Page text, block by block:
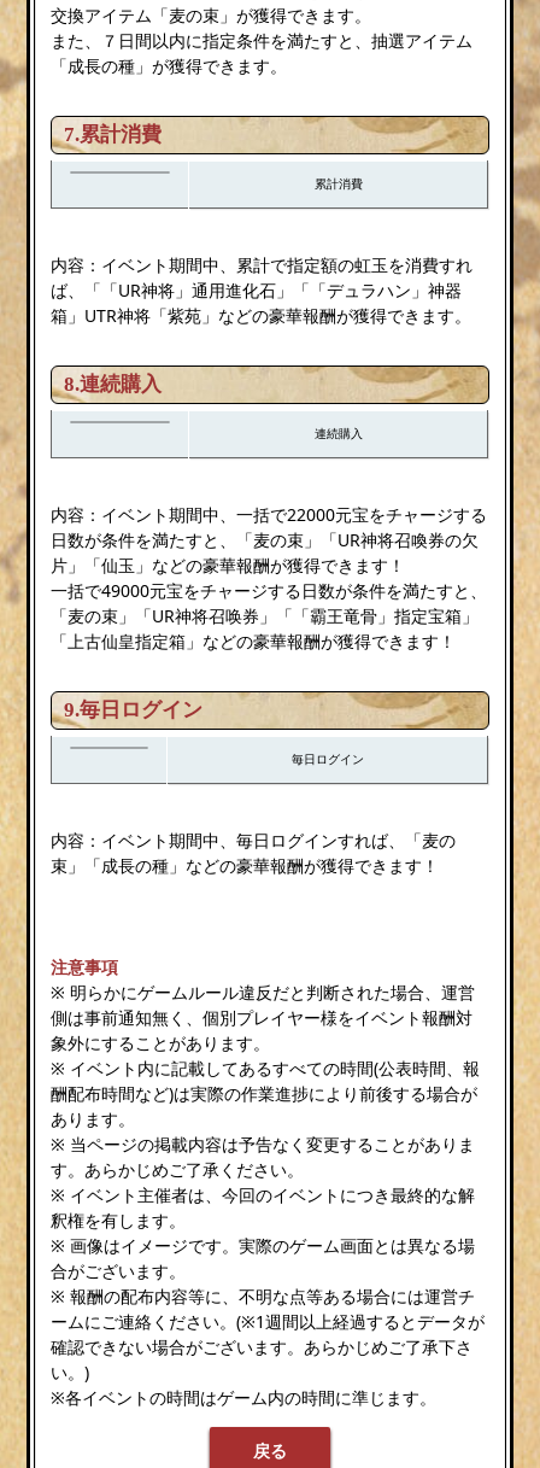
交換アイテム「麦の束」が獲得できます。
また、７日間以内に指定条件を満たすと、抽選アイテム
「成長の種」が獲得できます。
7.累計消費
累計消費
内容：イベント期間中、累計で指定額の虹玉を消費すれ
ば、「「UR神将」通用進化石」「「デュラハン」神器
箱」UTR神将「紫苑」などの豪華報酬が獲得できます。
8.連続購入
連続購入
内容：イベント期間中、一括で22000元宝をチャージする
日数が条件を満たすと、「麦の束」「UR神将召喚券の欠
片」「仙玉」などの豪華報酬が獲得できます！
一括で49000元宝をチャージする日数が条件を満たすと、
「麦の束」「UR神将召唤券」「「霸王竜骨」指定宝箱」
「上古仙皇指定箱」などの豪華報酬が獲得できます！
9.毎日ログイン
毎日ログイン
内容：イベント期間中、毎日ログインすれば、「麦の
束」「成長の種」などの豪華報酬が獲得できます！
注意事項
※ 明らかにゲームルール違反だと判断された場合、運営
側は事前通知無く、個別プレイヤー様をイベント報酬対
象外にすることがあります。
※ イベント内に記載してあるすべての時間(公表時間、報
酬配布時間など)は実際の作業進捗により前後する場合が
あります。
※ 当ページの掲載内容は予告なく変更することがありま
す。あらかじめご了承ください。
※ イベント主催者は、今回のイベントにつき最終的な解
釈権を有します。
※ 画像はイメージです。実際のゲーム画面とは異なる場
合がございます。
※ 報酬の配布内容等に、不明な点等ある場合には運営チ
ームにご連絡ください。(※1週間以上経過するとデータが
確認できない場合がございます。あらかじめご了承下さ
い。)
※各イベントの時間はゲーム内の時間に準じます。
戻る